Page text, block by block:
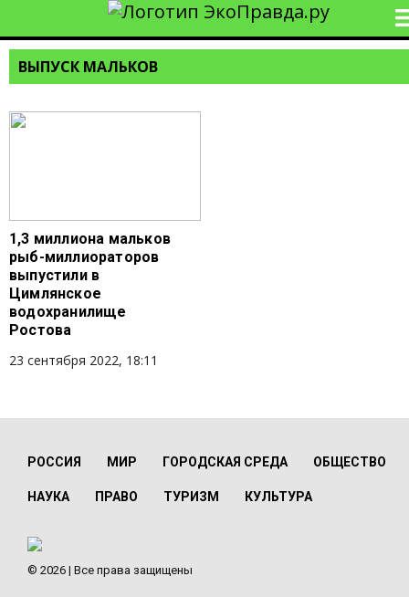
ВЫПУСК МАЛЬКОВ
1,3 миллиона мальков
рыб-миллиораторов
выпустили в
Цимлянское
водохранилище
Ростова
23 сентября 2022, 18:11
РОССИЯ МИР ГОРОДСКАЯ СРЕДА ОБЩЕСТВО
НАУКА ПРАВО ТУРИЗМ КУЛЬТУРА
© 2026 | Все права защищены